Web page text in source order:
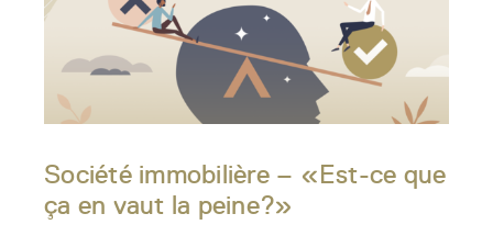
Société immobilière – «Est-ce que
ça en vaut la peine?»